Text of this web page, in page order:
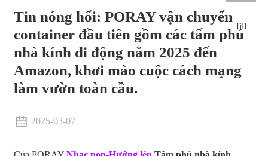
Tin nóng hổi: PORAY vận chuyển
container đầu tiên gồm các tấm phủ
nhà kính di động năm 2025 đến
Amazon, khơi mào cuộc cách mạng
làm vườn toàn cầu.
2025-03-07